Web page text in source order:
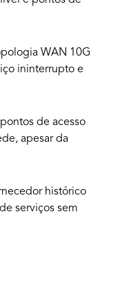
WAN 10G
ininterrupto e
de acesso
apesar da
histórico
serviços sem